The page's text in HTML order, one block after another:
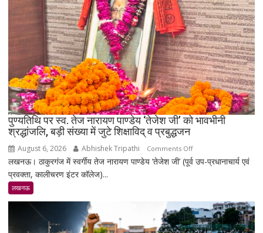
में
सोना
₹5,501
महंगा,
10
ग्राम
का
भाव
₹1.48
लाख
पहुंचा
पुण्यतिथि पर स्व. तेज नारायण पाण्डेय ‘तेजेश जी’ को भावभीनी
श्रद्धांजलि, बड़ी संख्या में जुटे शिक्षाविद् व प्रबुद्धजन
August 6, 2026 Abhishek Tripathi Comments Offon
पुण्यतिथि
तेज
नारायण
पाण्डेय
लखनऊ। ठाकुरगंज में स्वर्गीय तेज नारायण पाण्डेय ‘तेजेश जी’ (पूर्व उप-प्रधानाचार्य एवं
प्रवक्ता, कालीचरण इंटर कॉलेज)...
लखनऊ